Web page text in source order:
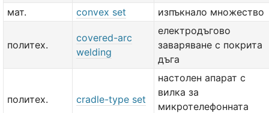
мат.
convex set изпъкнало множество
политех.
covered-arc
welding
електродъгово
заваряване с покрита
дъга
политех. cradle-type set
настолен апарат с
вилка за
микротелефонната